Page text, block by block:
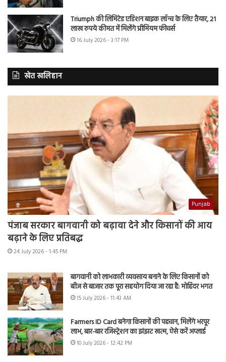
Triumph की लिमिटेड एडिशन बाइक लॉन्च के लिए तैयार, 21
लाख रुपये कीमत में मिलेंगे प्रीमियम फीचर्स
16 July 2026 - 3:17 PM
खेत खलिहान
Punjab
पंजाब सरकार बागवानी को बढ़ावा देने और किसानों की आय
बढ़ाने के लिए प्रतिबद्ध
24 July 2026 - 1:45 PM
बागवानी को लाभकारी व्यवसाय बनाने के लिए किसानों को
बीज से बाजार तक पूरा सहयोग दिया जा रहा है: मोहिंदर भगत
15 July 2026 - 11:43 AM
Farmers ID Card बनेगा किसानों की पहचान, मिलेंगे भरपूर
लाभ, बार-बार रजिस्ट्रेशन का झंझट खत्म, ऐसे करें अप्लाई
10 July 2026 - 12:42 PM